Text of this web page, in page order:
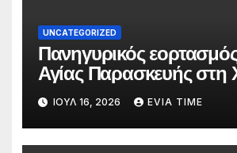
UNCATEGORIZED
Πανηγυρικός
Αγίας Παρασκευής στη
τις 25 και 26 Ιουλίου
ΙΟΎΛ 16, 2026 EVIA TIME